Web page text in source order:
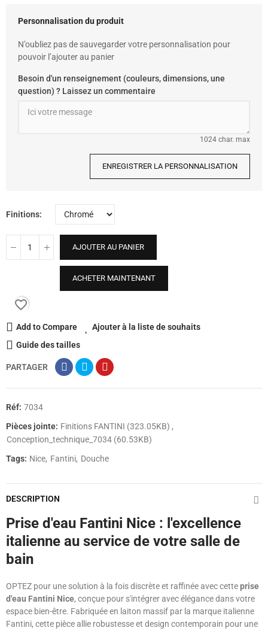
Personnalisation du produit
N’oubliez pas de sauvegarder votre personnalisation pour
pouvoir l’ajouter au panier
Besoin d'un renseignement (couleurs, dimensions, une
question) ? Laissez un commentaire
1024 char. max
ENREGISTRER LA PERSONNALISATION
Finitions
AJOUTER AU PANIER
ACHETER MAINTENANT
favorite_border
Add to Compare
Ajouter à la liste de souhaits
Guide des tailles
PARTAGER
Réf: 7034
Pièces jointe: Finitions FANTINI (323.05KB)
Conception_technique_7034 (60.53KB)
Tags: Nice Fantini Douche
DESCRIPTION
Prise d'eau Fantini Nice : l'excellence
italienne au service de votre salle de
bain
OPTEZ pour une solution à la fois discrète et raffinée avec cetteprise
d'eau Fantini Nice, conçue pour s'intégrer avec élégance dans votre
espace bien-être. Fabriquée en laiton massif par la marque italienne
Fantini, cette pièce allie robustesse et design contemporain pour une